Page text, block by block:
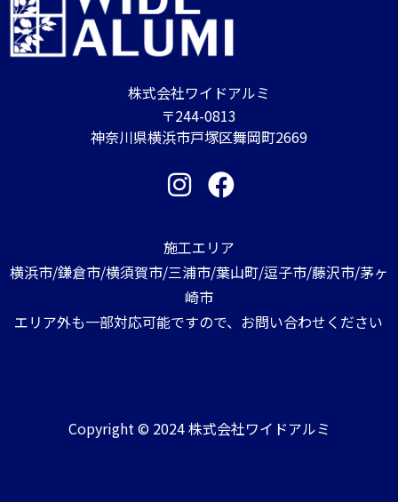
株式会社ワイドアルミ
〒244-0813
神奈川県横浜市戸塚区舞岡町2669
施工エリア
横浜市/鎌倉市/横須賀市/三浦市/葉山町/逗子市/藤沢市/茅ヶ
崎市
エリア外も一部対応可能ですので、お問い合わせください
Copyright © 2024 株式会社ワイドアルミ